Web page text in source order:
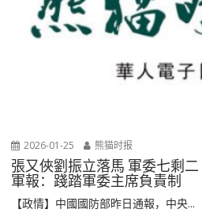
2026-01-25 熊猫时报
張又俠劉振立落馬 軍委七剩
軍報：踐踏軍委主席負責制
【政情】中國國防部昨日通報，中央...